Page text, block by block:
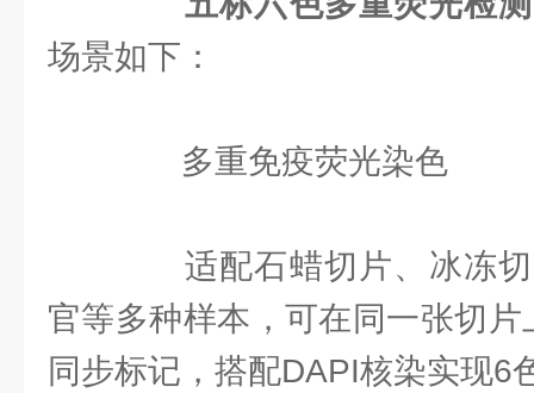
场景如下：
‌多重免疫荧光染色‌
适配石蜡切片、冰冻切
官等多种样本，可在同一张切
同步标记，搭配DAPI核染实现6